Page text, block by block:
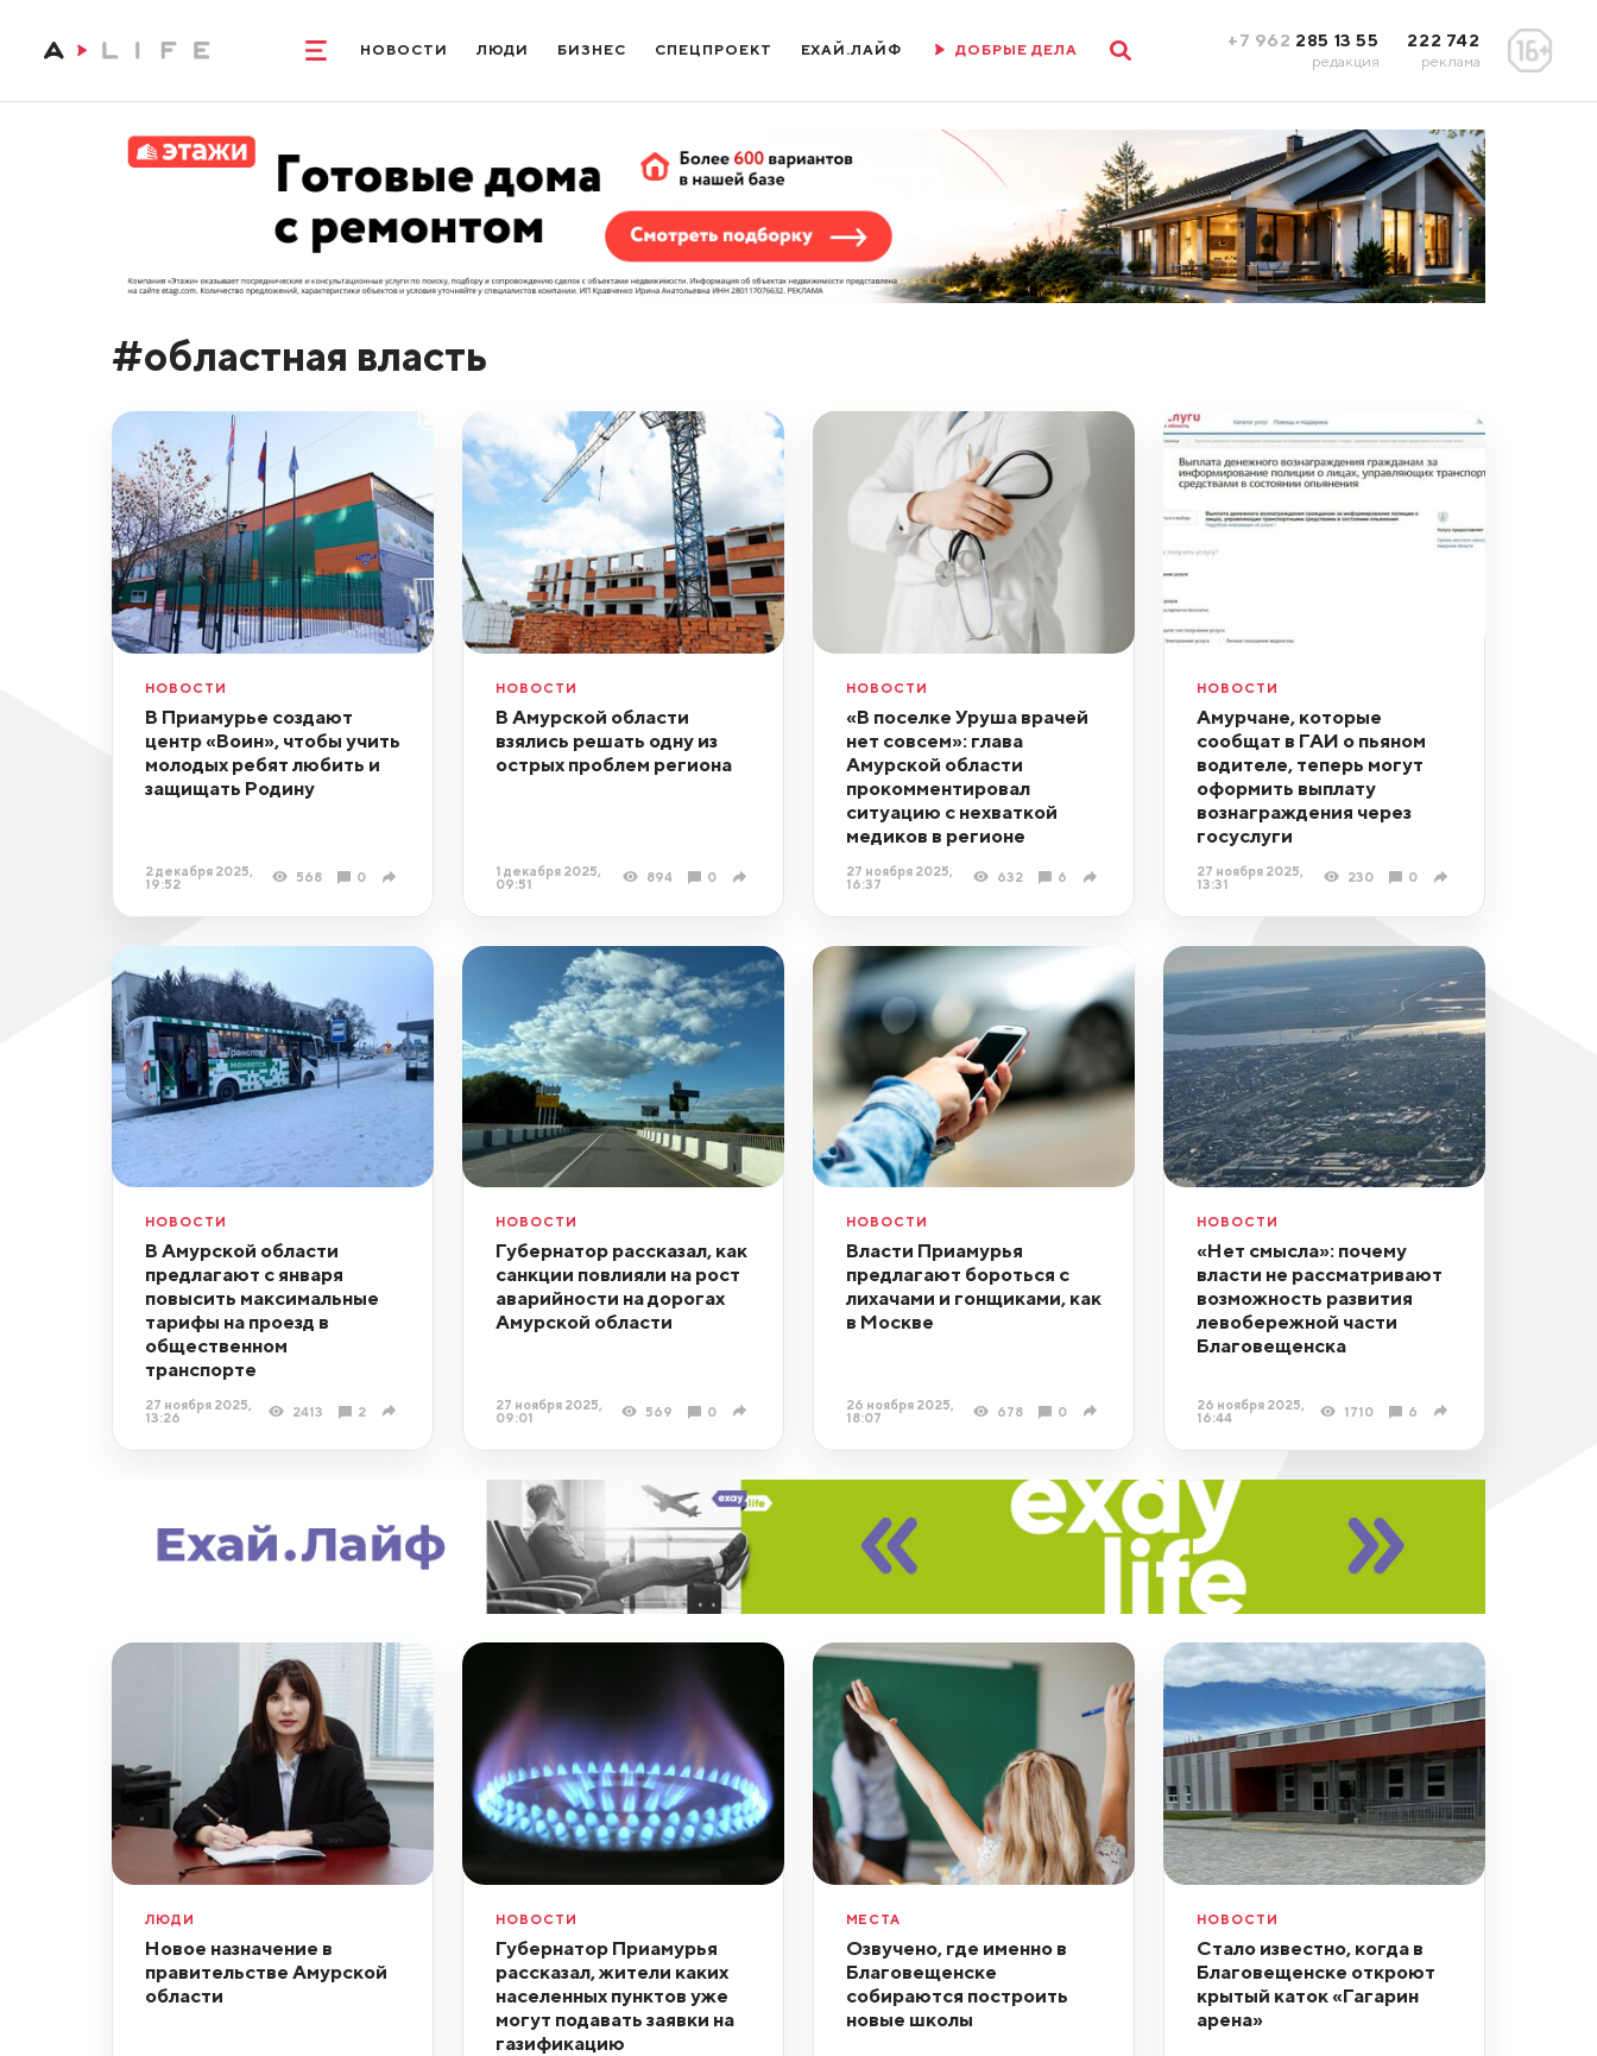
НОВОСТИ ЛЮДИ БИЗНЕС СПЕЦПРОЕКТ ЕХАЙ.ЛАЙФ ДОБРЫЕ ДЕЛА +7 962 285 13 55
редакция
222 742
реклама
#областная власть
НОВОСТИ
В Приамурье создают
центр «Воин», чтобы учить
молодых ребят любить и
защищать Родину
2 декабря 2025,
19:52
568 0
НОВОСТИ
В Амурской области
взялись решать одну из
острых проблем региона
1 декабря 2025,
09:51
894 0
НОВОСТИ
«В поселке Уруша врачей
нет совсем»: глава
Амурской области
прокомментировал
ситуацию с нехваткой
медиков в регионе
27 ноября 2025,
16:37
632 6
НОВОСТИ
Амурчане, которые
сообщат в ГАИ о пьяном
водителе, теперь могут
оформить выплату
вознаграждения через
госуслуги
27 ноября 2025,
13:31
230 0
НОВОСТИ
В Амурской области
предлагают с января
повысить максимальные
тарифы на проезд в
общественном
транспорте
27 ноября 2025,
13:26
2413 2
НОВОСТИ
Губернатор рассказал, как
санкции повлияли на рост
аварийности на дорогах
Амурской области
27 ноября 2025,
09:01
569 0
НОВОСТИ
Власти Приамурья
предлагают бороться с
лихачами и гонщиками, как
в Москве
26 ноября 2025,
18:07
678 0
НОВОСТИ
«Нет смысла»: почему
власти не рассматривают
возможность развития
левобережной части
Благовещенска
26 ноября 2025,
16:44
1710 6
ЛЮДИ
Новое назначение в
правительстве Амурской
области
НОВОСТИ
Губернатор Приамурья
рассказал, жители каких
населенных пунктов уже
могут подавать заявки на
газификацию
МЕСТА
Озвучено, где именно в
Благовещенске
собираются построить
новые школы
НОВОСТИ
Стало известно, когда в
Благовещенске откроют
крытый каток «Гагарин
арена»